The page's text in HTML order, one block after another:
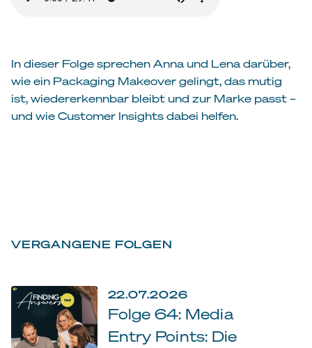
In dieser Folge sprechen Anna und Lena darüber,
wie ein Packaging Makeover gelingt, das mutig
ist, wiedererkennbar bleibt und zur Marke passt –
und wie Customer Insights dabei helfen.
VERGANGENE FOLGEN
22.07.2026
Folge 64: Media
Entry Points: Die